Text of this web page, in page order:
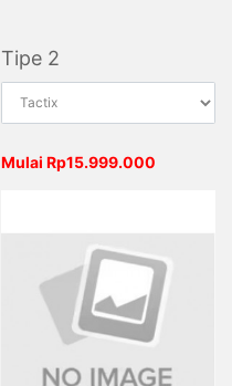
Tipe 2
Mulai Rp15.999.000